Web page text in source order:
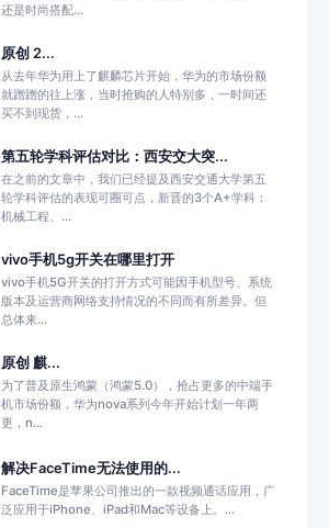
还是时尚搭配...
原创 2...
从去年华为用上了麒麟芯片开始，华为的市场份额
就蹭蹭的往上涨，当时抢购的人特别多，一时间还
买不到现货，...
第五轮学科评估对比：西安交大突...
在之前的文章中，我们已经提及西安交通大学第五
轮学科评估的表现可圈可点，新晋的3个A+学科：
机械工程、...
vivo手机5g开关在哪里打开
vivo手机5G开关的打开方式可能因手机型号、系统
版本及运营商网络支持情况的不同而有所差异。但
总体来...
原创 麒...
为了普及原生鸿蒙（鸿蒙5.0），抢占更多的中端手
机市场份额，华为nova系列今年开始计划一年两
更，n...
解决FaceTime无法使用的...
FaceTime是苹果公司推出的一款视频通话应用，广
泛应用于iPhone、iPad和Mac等设备上。...